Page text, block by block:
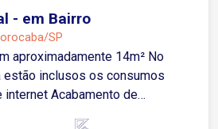
- em Bairro
SP
14m² No
estão inclusos os consumos
de